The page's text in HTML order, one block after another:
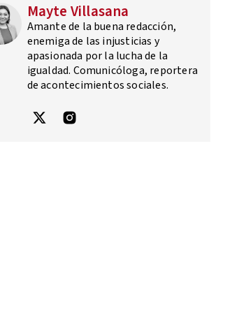
Mayte Villasana
Amante de la buena redacción,
enemiga de las injusticias y
apasionada por la lucha de la
igualdad. Comunicóloga, reportera
de acontecimientos sociales.